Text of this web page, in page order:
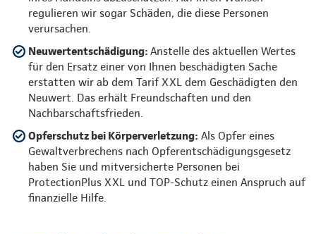
regulieren wir sogar Schäden, die diese Personen
verursachen.
Neuwertentschädigung: Anstelle des aktuellen Wertes
für den Ersatz einer von Ihnen beschädigten Sache
erstatten wir ab dem Tarif XXL dem Geschädigten den
Neuwert. Das erhält Freundschaften und den
Nachbarschaftsfrieden.
Opferschutz bei Körperverletzung: Als Opfer eines
Gewaltverbrechens nach Opferentschädigungsgesetz
haben Sie und mitversicherte Personen bei
ProtectionPlus XXL und TOP-Schutz einen Anspruch auf
finanzielle Hilfe.